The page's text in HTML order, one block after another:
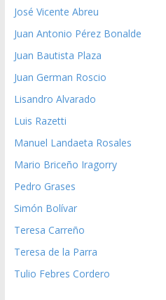
José Vicente Abreu
Juan Antonio Pérez Bonalde
Juan Bautista Plaza
Juan German Roscio
Lisandro Alvarado
Luis Razetti
Manuel Landaeta Rosales
Mario Briceño Iragorry
Pedro Grases
Simón Bolívar
Teresa Carreño
Teresa de la Parra
Tulio Febres Cordero